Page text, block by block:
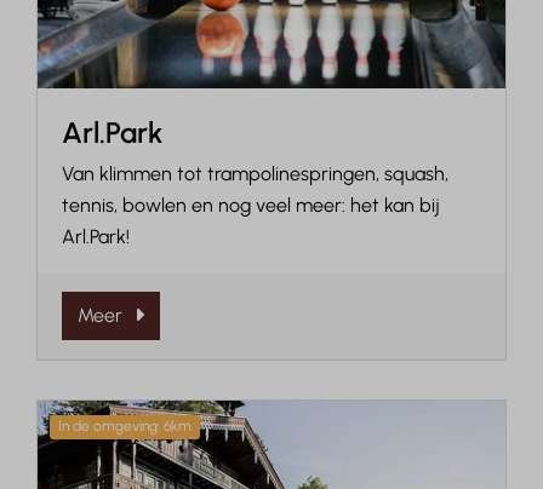
Arl.Park
Van klimmen tot trampolinespringen, squash,
tennis, bowlen en nog veel meer: het kan bij
Arl.Park!
Meer
In de omgeving: 6km